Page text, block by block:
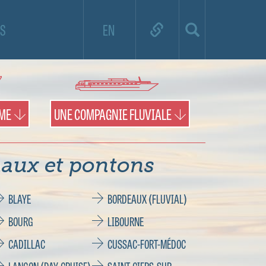
EN
de croisière et utilisez la carte pour
territoires et les pontons.
UNE COMPAGNIE FLUVIALE
et pontons
BLAYE
BORDEAUX (FLUVIAL)
BOURG
LIBOURNE
CADILLAC
CUSSAC-FORT-MÉDOC